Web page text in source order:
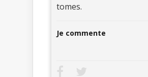
tomes.
Je commente